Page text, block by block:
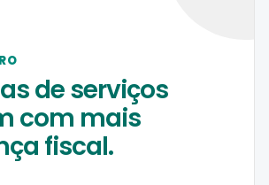
de serviços
com mais
fiscal.